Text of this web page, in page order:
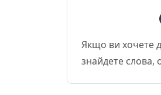
Якщо ви хочете
знайдете слова,